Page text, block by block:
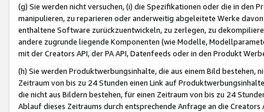
(g) Sie werden nicht versuchen, (i) die Spezifikationen oder die in
manipulieren, zu reparieren oder anderweitig abgeleitete Werke
enthaltene Software zurückzuentwickeln, zu zerlegen, zu
andere zugrunde liegende Komponenten (wie Modelle,
mit der Creators API, der PA API, Datenfeeds oder in den Produkt
(h) Sie werden Produktwerbungsinhalte, die aus einem Bild bestehen,
Zeitraum von bis zu 24 Stunden einen Link auf
die nicht aus Bildern bestehen, für einen Zeitraum von bis zu 24
Ablauf dieses Zeitraums durch entsprechende Anfrage an die